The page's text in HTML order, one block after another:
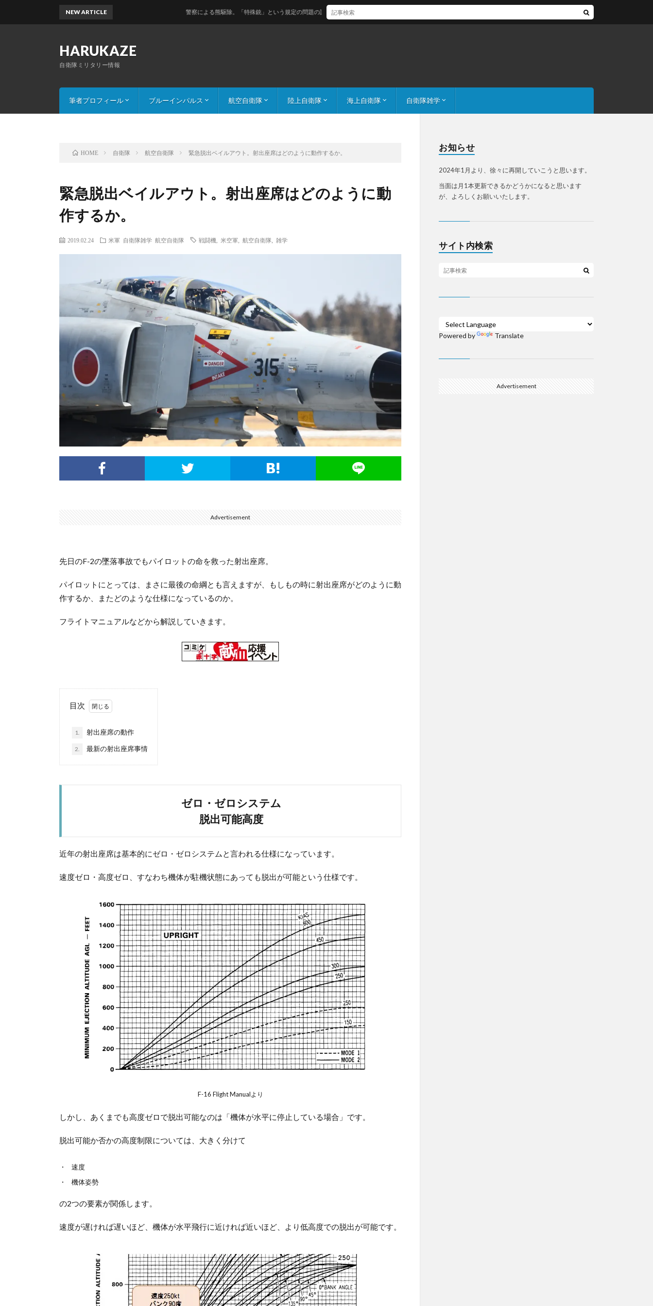
HARUKAZE
自衛隊ミリタリー情報
筆者プロフィール ブルーインパルス 航空自衛隊 陸上自衛隊 海上自衛隊 自衛隊雑学
NEW ARTICLE 警察による熊駆除。「特殊銃」という規定の問題の話。
HOME 自衛隊 航空自衛隊 緊急脱出ベイルアウト。射出座席はどのように動作するか。
緊急脱出ベイルアウト。射出座席はどのように動
作するか。
2019.02.24 米軍 自衛隊雑学 航空自衛隊 戦闘機 米空軍 航空自衛隊 雑学
Advertisement
先日のF-2の墜落事故でもパイロットの命を救った射出座席。
パイロットにとっては、まさに最後の命綱とも言えますが、もしもの時に射出座席がどのように動
作するか、またどのような仕様になっているのか。
フライトマニュアルなどから解説していきます。
目次
1. 射出座席の動作
2. 最新の射出座席事情
ゼロ・ゼロシステム
脱出可能高度
近年の射出座席は基本的にゼロ・ゼロシステムと言われる仕様になっています。
速度ゼロ・高度ゼロ、すなわち機体が駐機状態にあっても脱出が可能という仕様です。
F-16 Flight Manualより
しかし、あくまでも高度ゼロで脱出可能なのは「機体が水平に停止している場合」です。
脱出可能か否かの高度制限については、大きく分けて
速度
機体姿勢
の2つの要素が関係します。
速度が遅ければ遅いほど、機体が水平飛行に近ければ近いほど、より低高度での脱出が可能です。
お知らせ
2024年1月より、徐々に再開していこうと思います。
当面は月1本更新できるかどうかになると思います
が、よろしくお願いいたします。
サイト内検索
Powered by Translate
Advertisement